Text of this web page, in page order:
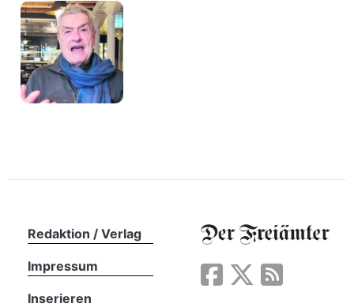
Redaktion / Verlag
Impressum
Inserieren